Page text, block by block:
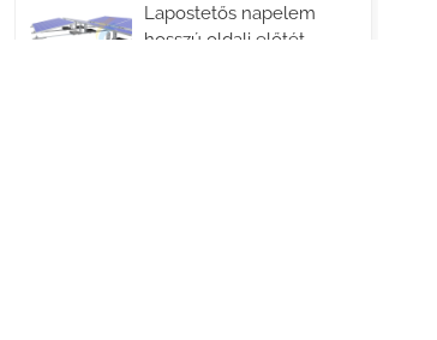
Lapostetős napelem
hosszú oldali előtét